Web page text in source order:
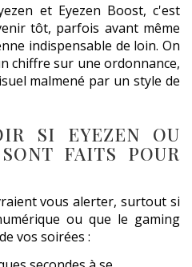
et Eyezen Boost, c'est
tôt, parfois avant même
indispensable de loin. On
chiffre sur une ordonnance,
malmené par un style de
SI EYEZEN OU
FAITS POUR
vous alerter, surtout si
ou que le gaming
vos soirées :